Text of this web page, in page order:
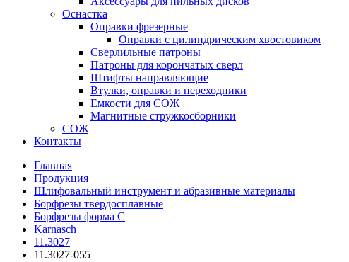
Оснастка
Оправки фрезерные
Оправки с цилиндрическим хвостовиком
Сверлильные патроны
Патроны для корончатых сверл
Штифты направляющие
Втулки, оправки и переходники
Емкости для СОЖ
Магнитные стружкосборники
СОЖ
Контакты
Главная
Продукция
Шлифовальный инструмент и абразивные материалы
Борфрезы твердосплавные
Борфрезы форма C
Karnasch
11.3027
11.3027-055